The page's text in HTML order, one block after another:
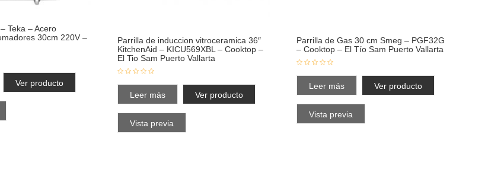
Teka – Acero
30cm 220V –
Ver producto
Parrilla de induccion vitroceramica 36″
KitchenAid – KICU569XBL – Cooktop –
El Tio Sam Puerto Vallarta
Leer más Ver producto
Vista previa
Parrilla de Gas 30 cm Smeg – PGF32G
– Cooktop – El Tío Sam Puerto Vallarta
Leer más Ver producto
Vista previa